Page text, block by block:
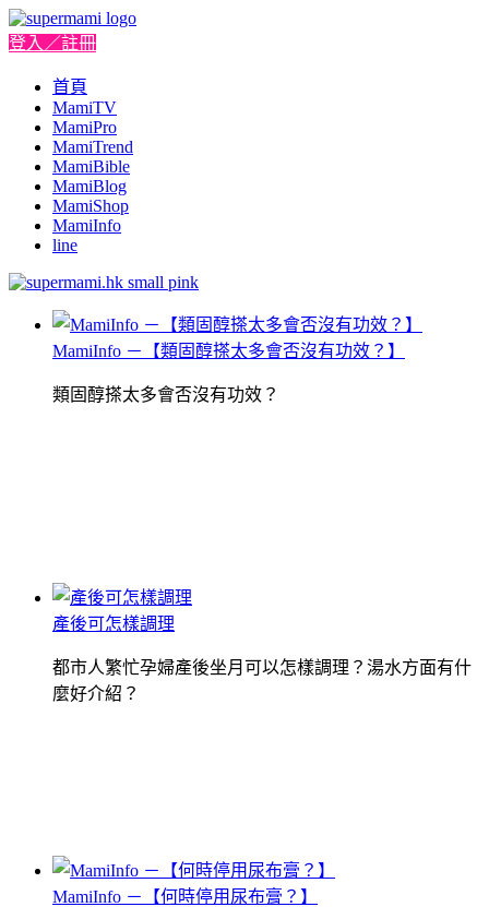
登入／註冊
首頁
MamiTV
MamiPro
MamiTrend
MamiBible
MamiBlog
MamiShop
MamiInfo
line
MamiInfo －【類固醇搽太多會否沒有功效？】
類固醇搽太多會否沒有功效？
產後可怎樣調理
都市人繁忙孕婦產後坐月可以怎樣調理？湯水方面有什
麼好介紹？
MamiInfo －【何時停用尿布膏？】